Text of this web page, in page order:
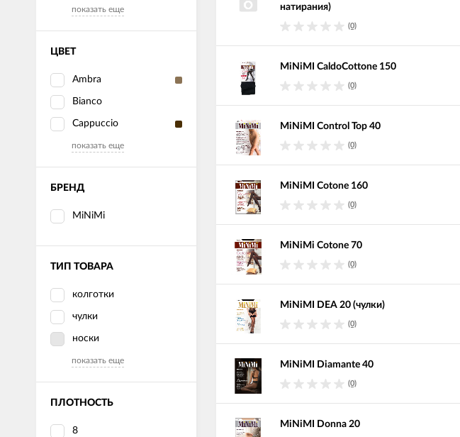
показать еще
ЦВЕТ
Ambra
Bianco
Cappuccio
показать еще
БРЕНД
MiNiMi
ТИП ТОВАРА
колготки
чулки
носки
показать еще
ПЛОТНОСТЬ
8
натирания)
(0)
MiNiMI CaldoCottone 150
(0)
MiNiMI Control Top 40
(0)
MiNiMI Cotone 160
(0)
MiNiMi Cotone 70
(0)
MiNiMI DEA 20 (чулки)
(0)
MiNiMI Diamante 40
(0)
MiNiMI Donna 20